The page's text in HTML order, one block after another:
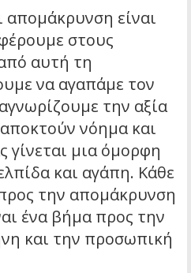
είναι
στους
αυτή τη
να αγαπάμε τον
την αξία
νόημα και
γίνεται μια όμορφη
και αγάπη. Κάθε
την απομάκρυνση
ένα βήμα προς την
και την προσωπική